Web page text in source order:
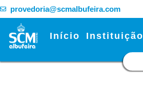
provedoria@scmalbufeira.com
Início Instituição